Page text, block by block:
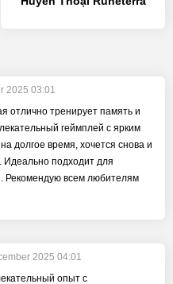
2025 03:01
отлично тренирует память и
геймплей с ярким
долгое время, хочется снова и
Идеально подходит для
Рекомендую всем любителям
2025 04:01
опыт с